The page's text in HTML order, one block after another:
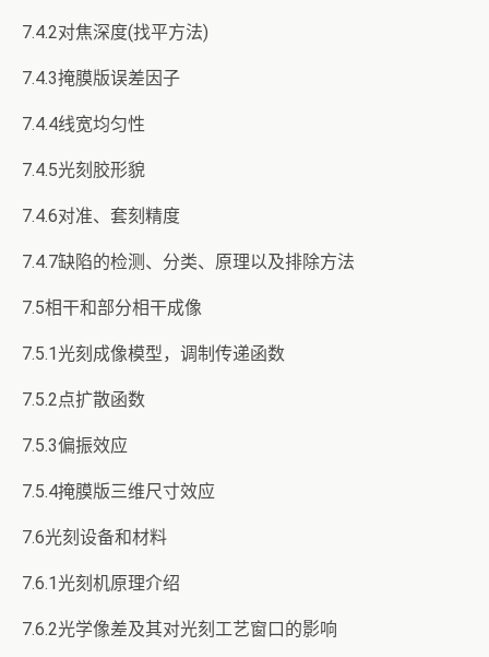
7.4.2对焦深度(找平方法)
7.4.3掩膜版误差因子
7.4.4线宽均匀性
7.4.5光刻胶形貌
7.4.6对准、套刻精度
7.4.7缺陷的检测、分类、原理以及排除方法
7.5相干和部分相干成像
7.5.1光刻成像模型，调制传递函数
7.5.2点扩散函数
7.5.3偏振效应
7.5.4掩膜版三维尺寸效应
7.6光刻设备和材料
7.6.1光刻机原理介绍
7.6.2光学像差及其对光刻工艺窗口的影响